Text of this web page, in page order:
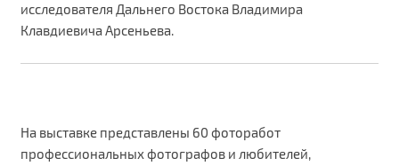
исследователя Дальнего Востока Владимира
Клавдиевича Арсеньева.
На выставке представлены 60 фоторабот
профессиональных фотографов и любителей,